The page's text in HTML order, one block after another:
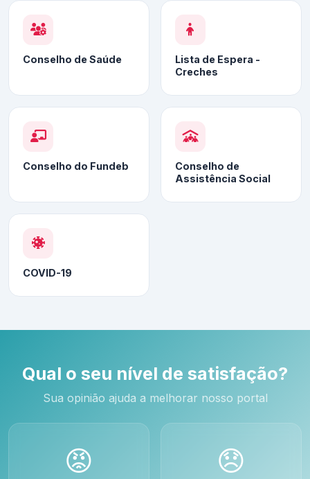
Conselho de Saúde
Lista de Espera -
Creches
Conselho do Fundeb
Conselho de
Assistência Social
COVID-19
Qual o seu nível de satisfação?
Sua opinião ajuda a melhorar nosso portal
😡 😞